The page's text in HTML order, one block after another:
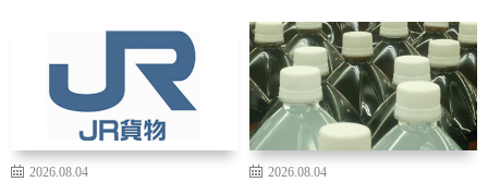
2026.08.04
2026.08.04